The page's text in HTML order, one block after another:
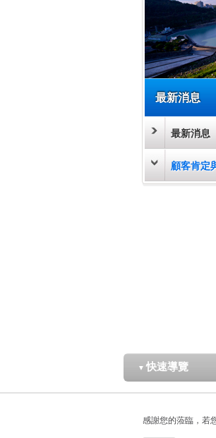
最新消息
最新消息
顧客肯定
▼ 快速導覽
感謝您的蒞臨，若